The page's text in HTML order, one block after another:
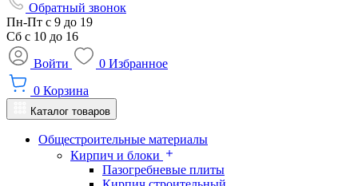
Обратный звонок
Пн-Пт с 9 до 19
Сб с 10 до 16
Войти
0 Избранное
0 Корзина
Каталог товаров
Общестроительные материалы
Кирпич и блоки
Пазогребневые плиты